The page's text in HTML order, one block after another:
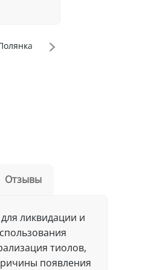
Отзывы
ликвидации и
тиолов,
появления